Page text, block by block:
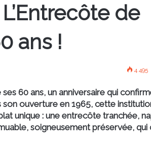
de
ans !
4 495
60 ans, un anniversaire qui
son ouverture en 1965, cette
unique : une entrecôte tranchée,
soigneusement préservée, qui